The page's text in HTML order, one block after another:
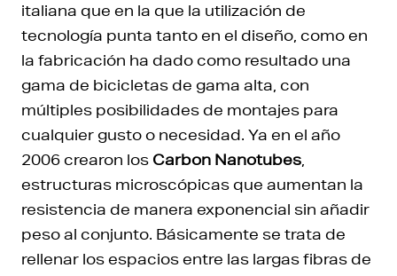
italiana que en la que la utilización de
tecnología punta tanto en el diseño, como en
la fabricación ha dado como resultado una
gama de bicicletas de gama alta, con
múltiples posibilidades de montajes para
cualquier gusto o necesidad. Ya en el año
2006 crearon los Carbon Nanotubes
estructuras microscópicas que aumentan la
resistencia de manera exponencial sin añadir
peso al conjunto. Básicamente se trata de
rellenar los espacios entre las largas fibras de